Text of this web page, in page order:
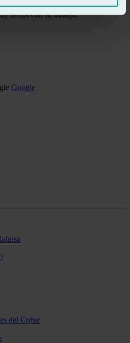
serios con su trabajo.
Google
del Cotxe